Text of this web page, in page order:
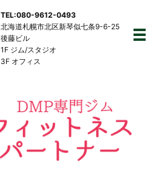
メ
TEL:080-9612-0493
北海道札幌市北区新琴似七条9-6-25
後藤ビル
1F ジム/スタジオ
3F オフィス